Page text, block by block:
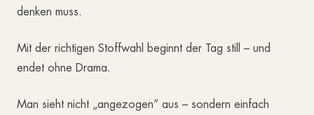
denken muss.
Mit der richtigen Stoffwahl beginnt der Tag still – und
endet ohne Drama.
Man sieht nicht „angezogen” aus – sondern einfach